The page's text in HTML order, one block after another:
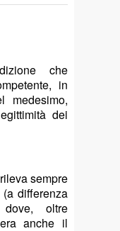
che
in
medesimo,
dei
sempre
differenza
oltre
anche il